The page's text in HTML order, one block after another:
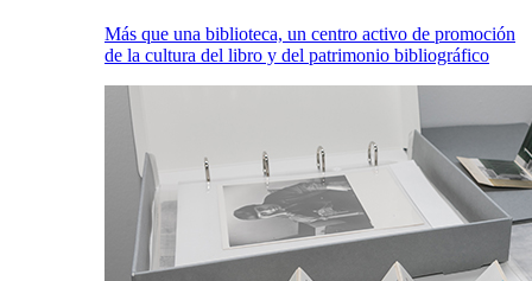
Más que una biblioteca, un centro activo de promoción
de la cultura del libro y del patrimonio bibliográfico